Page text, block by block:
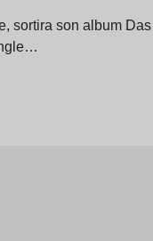
sortira son album Das